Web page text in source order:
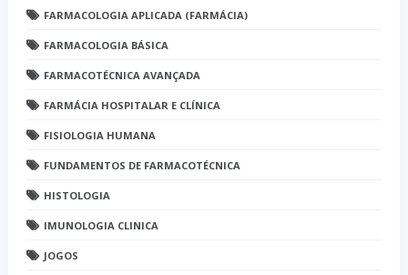
FARMACOLOGIA APLICADA (FARMÁCIA)
FARMACOLOGIA BÁSICA
FARMACOTÉCNICA AVANÇADA
FARMÁCIA HOSPITALAR E CLÍNICA
FISIOLOGIA HUMANA
FUNDAMENTOS DE FARMACOTÉCNICA
HISTOLOGIA
IMUNOLOGIA CLINICA
JOGOS